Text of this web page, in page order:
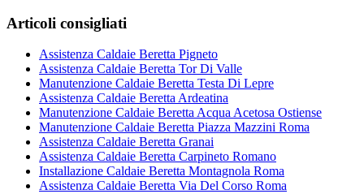
Articoli consigliati
Assistenza Caldaie Beretta Pigneto
Assistenza Caldaie Beretta Tor Di Valle
Manutenzione Caldaie Beretta Testa Di Lepre
Assistenza Caldaie Beretta Ardeatina
Manutenzione Caldaie Beretta Acqua Acetosa Ostiense
Manutenzione Caldaie Beretta Piazza Mazzini Roma
Assistenza Caldaie Beretta Granai
Assistenza Caldaie Beretta Carpineto Romano
Installazione Caldaie Beretta Montagnola Roma
Assistenza Caldaie Beretta Via Del Corso Roma